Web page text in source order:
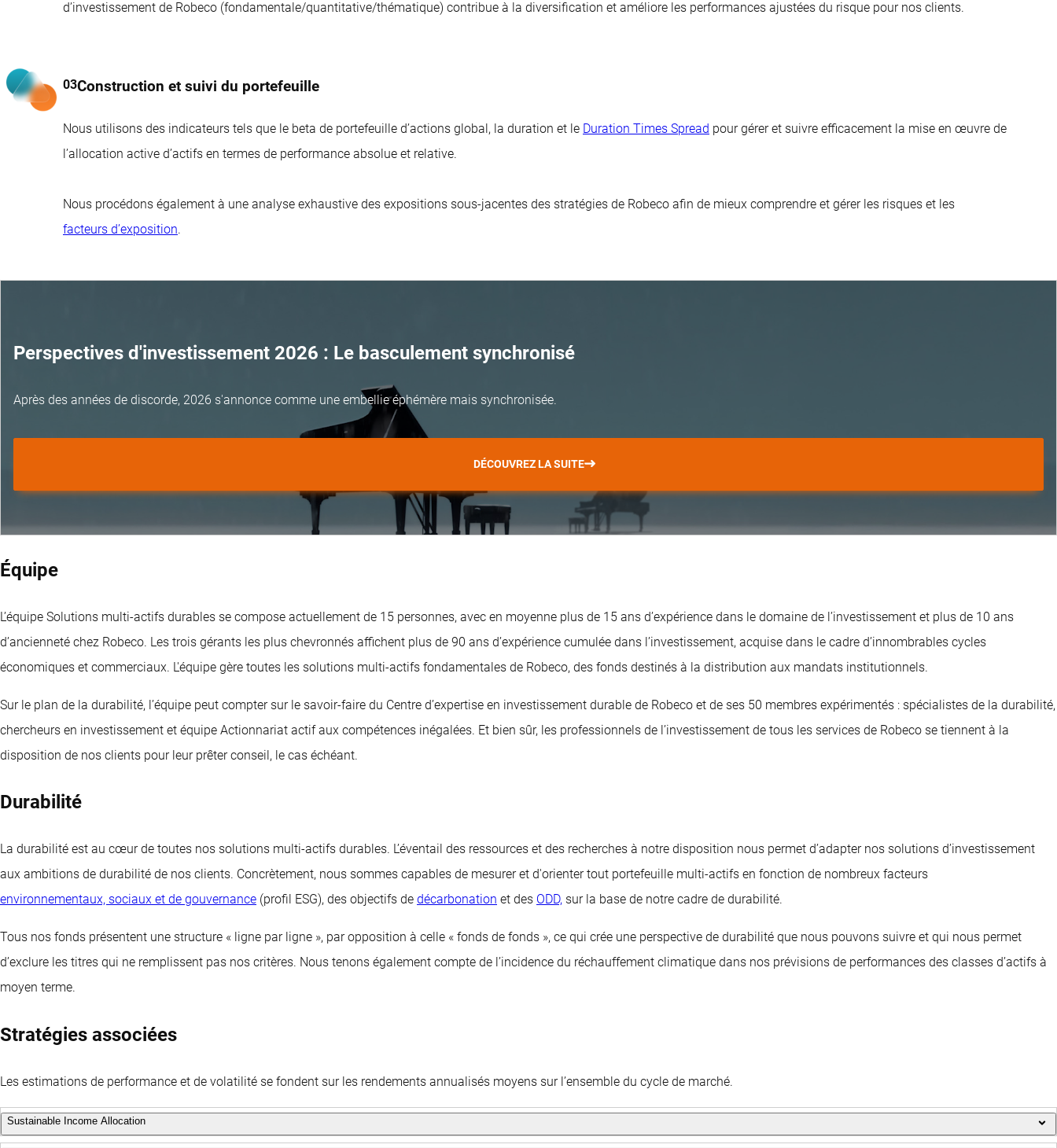
d’investissement de Robeco (fondamentale/quantitative/thématique) contribue à la diversification et améliore les performances ajustées du risque pour nos clients.
Construction et suivi du portefeuille
Nous utilisons des indicateurs tels que le beta de portefeuille d’actions global, la duration et le Duration Times Spread pour gérer et suivre efficacement la mise en œuvre de
l’allocation active d’actifs en termes de performance absolue et relative.
Nous procédons également à une analyse exhaustive des expositions sous-jacentes des stratégies de Robeco afin de mieux comprendre et gérer les risques et les
facteurs d’exposition.
Perspectives d'investissement 2026 : Le basculement synchronisé
Après des années de discorde, 2026 s'annonce comme une embellie éphémère mais synchronisée.
DÉCOUVREZ LA SUITE
Équipe
L’équipe Solutions multi-actifs durables se compose actuellement de 15 personnes, avec en moyenne plus de 15 ans d’expérience dans le domaine de l’investissement et plus de 10 ans
d’ancienneté chez Robeco. Les trois gérants les plus chevronnés affichent plus de 90 ans d’expérience cumulée dans l’investissement, acquise dans le cadre d’innombrables cycles
économiques et commerciaux. L'équipe gère toutes les solutions multi-actifs fondamentales de Robeco, des fonds destinés à la distribution aux mandats institutionnels.
Sur le plan de la durabilité, l’équipe peut compter sur le savoir-faire du Centre d’expertise en investissement durable de Robeco et de ses 50 membres expérimentés : spécialistes de la durabilité,
chercheurs en investissement et équipe Actionnariat actif aux compétences inégalées. Et bien sûr, les professionnels de l’investissement de tous les services de Robeco se tiennent à la
disposition de nos clients pour leur prêter conseil, le cas échéant.
Durabilité
La durabilité est au cœur de toutes nos solutions multi-actifs durables. L’éventail des ressources et des recherches à notre disposition nous permet d’adapter nos solutions d’investissement
aux ambitions de durabilité de nos clients. Concrètement, nous sommes capables de mesurer et d'orienter tout portefeuille multi-actifs en fonction de nombreux facteurs
environnementaux, sociaux et de gouvernance (profil ESG), des objectifs de décarbonation et des ODD, sur la base de notre cadre de durabilité.
Tous nos fonds présentent une structure « ligne par ligne », par opposition à celle « fonds de fonds », ce qui crée une perspective de durabilité que nous pouvons suivre et qui nous permet
d’exclure les titres qui ne remplissent pas nos critères. Nous tenons également compte de l’incidence du réchauffement climatique dans nos prévisions de performances des classes d’actifs à
moyen terme.
Stratégies associées
Les estimations de performance et de volatilité se fondent sur les rendements annualisés moyens sur l’ensemble du cycle de marché.
Sustainable Income Allocation